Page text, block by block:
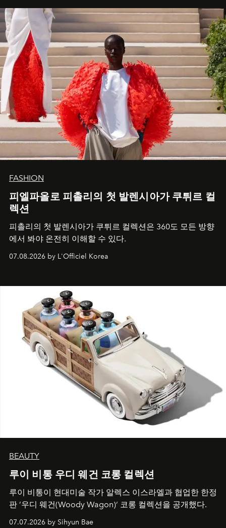
FASHION
피엘파올로 피촐리의 첫 발렌시아가 쿠튀르 컬
렉션
피촐리의 첫 발렌시아가 쿠튀르 컬렉션은 360도 모든 방향
에서 봐야 온전히 이해할 수 있다.
07.08.2026 by L'Officiel Korea
BEAUTY
루이 비통 우디 웨건 코롱 컬렉션
루이 비통이 현대미술 작가 알렉스 이스라엘과 협업한 한정
판 ’우디 웨건(Woody Wagon)‘ 코롱 컬렉션을 공개했다.
07.07.2026 by Sihyun Bae